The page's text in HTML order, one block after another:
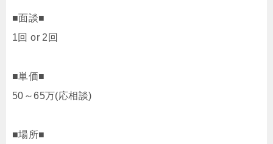
■面談■
1回 or 2回
■単価■
50～65万(応相談)
■場所■